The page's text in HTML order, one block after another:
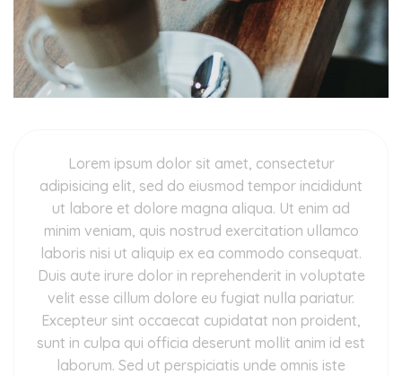
Lorem ipsum dolor sit amet, consectetur
adipisicing elit, sed do eiusmod tempor incididunt
ut labore et dolore magna aliqua. Ut enim ad
minim veniam, quis nostrud exercitation ullamco
laboris nisi ut aliquip ex ea commodo consequat.
Duis aute irure dolor in reprehenderit in voluptate
velit esse cillum dolore eu fugiat nulla pariatur.
Excepteur sint occaecat cupidatat non proident,
sunt in culpa qui officia deserunt mollit anim id est
laborum. Sed ut perspiciatis unde omnis iste